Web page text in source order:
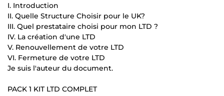
I. Introduction
II. Quelle Structure Choisir pour le UK?
III. Quel prestataire choisi pour mon LTD ?
IV. La création d'une LTD
V. Renouvellement de votre LTD
VI. Fermeture de votre LTD
Je suis l'auteur du document.
PACK 1 KIT LTD COMPLET